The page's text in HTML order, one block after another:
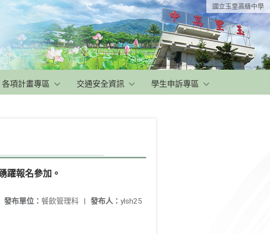
國立玉里高級中學
各項計畫專區 交通安全資訊 學生申訴專區
躍報名參加。
發布人： ylsh25
發布單位： 餐飲管理科 |